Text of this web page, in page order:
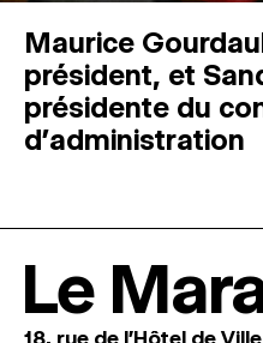
Maurice
président, et
présidente du
d’administration
Le
18, rue de l'Hôtel de Ville